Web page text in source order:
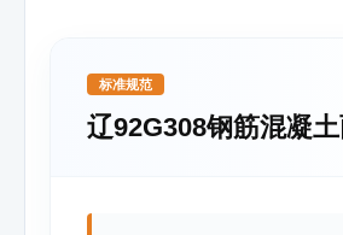
标准规范
辽92G308钢筋混凝